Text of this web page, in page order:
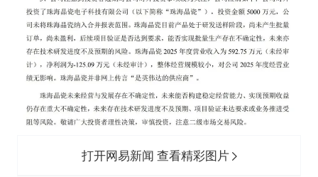
打开网易新闻 查看精彩图片